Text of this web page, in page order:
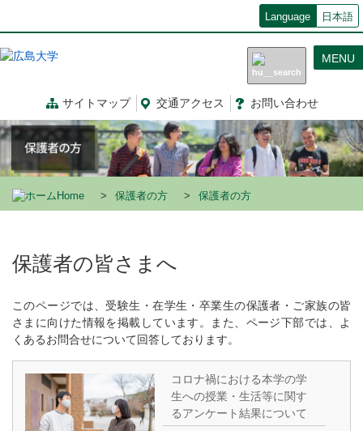
コ
ツ
に
移
動
Language 日本語
サイトマップ 交通アクセス お問い合わせ
MENU
Home 保護者の方 保護者の方
保護者の皆さまへ
このページでは、受験生・在学生・卒業生の保護者・ご家族の皆
さまに向けた情報を掲載しています。また、ページ下部では、よ
くあるお問合せについて回答しております。
コロナ禍における本学の学
生への授業・生活等に関す
るアンケート結果について